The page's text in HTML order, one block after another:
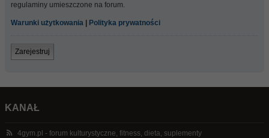
regulaminy umieszczone na forum.
Warunki użytkowania Polityka prywatności
Zarejestruj
KANAŁ
4gym.pl - forum kulturystyczne, fitness, dieta, suplementy